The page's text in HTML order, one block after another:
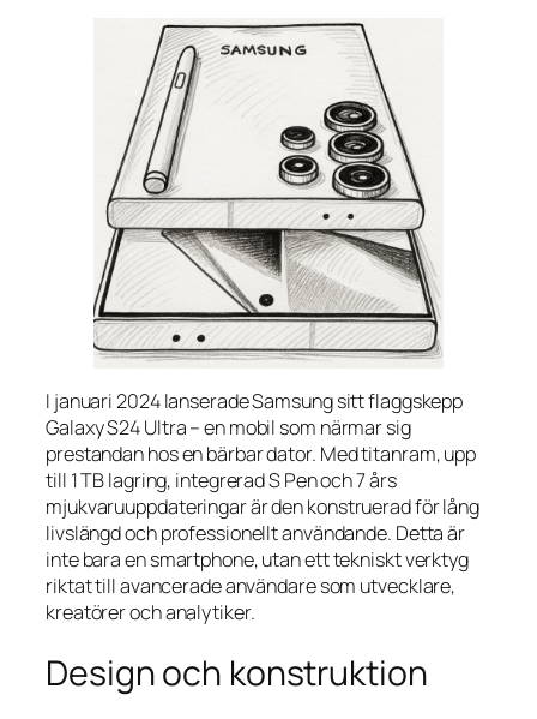
I januari 2024 lanserade Samsung sitt flaggskepp
Galaxy S24 Ultra – en mobil som närmar sig
prestandan hos en bärbar dator. Med titanram, upp
till 1 TB lagring, integrerad S Pen och 7 års
mjukvaruuppdateringar är den konstruerad för lång
livslängd och professionellt användande. Detta är
inte bara en smartphone, utan ett tekniskt verktyg
riktat till avancerade användare som utvecklare,
kreatörer och analytiker.
Design och konstruktion